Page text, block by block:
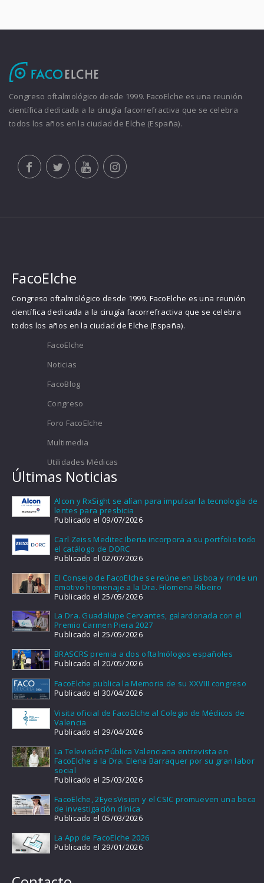
Congreso oftalmológico desde 1999. FacoElche es una reunión
científica dedicada a la cirugía facorrefractiva que se celebra
todos los años en la ciudad de Elche (España).
FacoElche
Congreso oftalmológico desde 1999. FacoElche es una reunión
científica dedicada a la cirugía facorrefractiva que se celebra
todos los años en la ciudad de Elche (España).
FacoElche
Noticias
FacoBlog
Congreso
Foro FacoElche
Multimedia
Utilidades Médicas
Últimas Noticias
Alcon y RxSight se alían para impulsar la tecnología de
lentes para presbicia
Publicado el 09/07/2026
Carl Zeiss Meditec Iberia incorpora a su portfolio todo
el catálogo de DORC
Publicado el 02/07/2026
El Consejo de FacoElche se reúne en Lisboa y rinde un
emotivo homenaje a la Dra. Filomena Ribeiro
Publicado el 25/05/2026
La Dra. Guadalupe Cervantes, galardonada con el
Premio Carmen Piera 2027
Publicado el 25/05/2026
BRASCRS premia a dos oftalmólogos españoles
Publicado el 20/05/2026
FacoElche publica la Memoria de su XXVIII congreso
Publicado el 30/04/2026
Visita oficial de FacoElche al Colegio de Médicos de
Valencia
Publicado el 29/04/2026
La Televisión Pública Valenciana entrevista en
FacoElche a la Dra. Elena Barraquer por su gran labor
social
Publicado el 25/03/2026
FacoElche, 2EyesVision y el CSIC promueven una beca
de investigación clínica
Publicado el 05/03/2026
La App de FacoElche 2026
Publicado el 29/01/2026